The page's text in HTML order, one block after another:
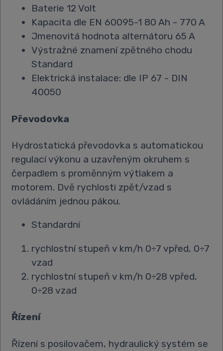
Baterie 12 Volt
Kapacita dle EN 60095-1 80 Ah - 770 A
Jmenovitá hodnota alternátoru 65 A
Výstražné znamení zpětného chodu
Standard
Elektrická instalace: dle IP 67 - DIN
40050
Převodovka
Hydrostatická převodovka s automatickou
regulací výkonu a uzavřeným okruhem s
čerpadlem s proměnným výtlakem a
motorem. Dvě rychlosti zpět/vzad s
ovládáním jednou pákou.
Standardní
rychlostní stupeň v km/h 0÷7 vpřed, 0÷7
vzad
rychlostní stupeň v km/h 0÷28 vpřed,
0÷28 vzad
Řízení
Řízení s posilovačem, hydraulický systém se